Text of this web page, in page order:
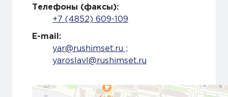
Телефоны (факсы):
+7 (4852) 609-109
E-mail:
yar@rushimset.ru ;
yaroslavl@rushimset.ru